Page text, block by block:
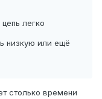
легко
низкую или ещё
столько времени